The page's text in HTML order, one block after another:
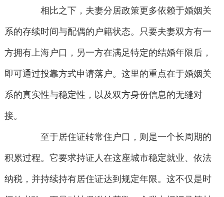
相比之下，夫妻分居政策更多依赖于婚姻关
系的存续时间与配偶的户籍状态。只要夫妻双方有一
方拥有上海户口，另一方在满足特定的结婚年限后，
即可通过投靠方式申请落户。这里的重点在于婚姻关
系的真实性与稳定性，以及双方身份信息的无缝对
接。
至于居住证转常住户口，则是一个长周期的
积累过程。它要求持证人在这座城市稳定就业、依法
纳税，并持续持有居住证达到规定年限。这不仅是时